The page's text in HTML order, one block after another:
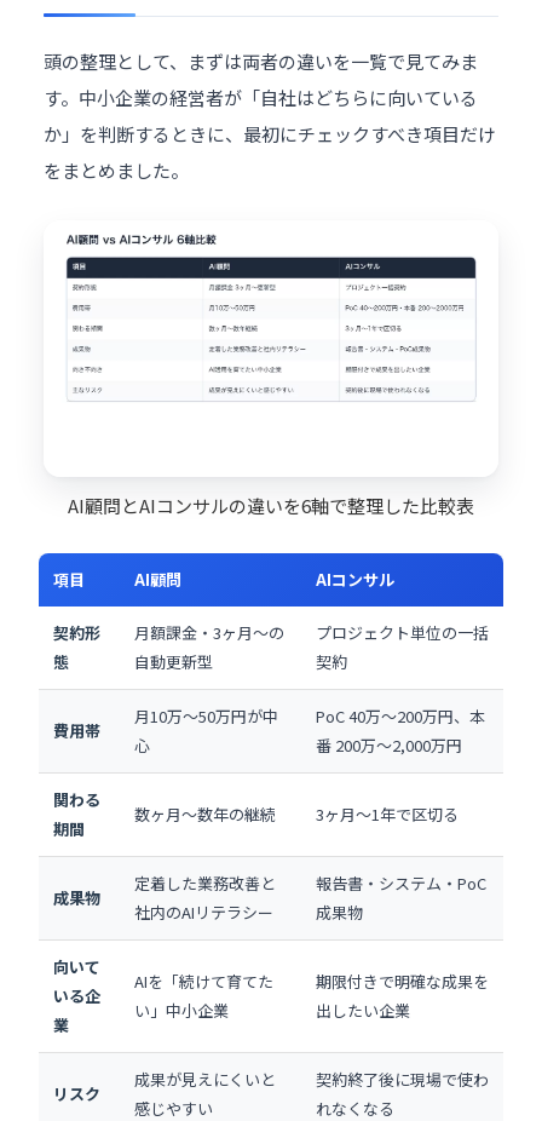
頭の整理として、まずは両者の違いを一覧で見てみま
す。中小企業の経営者が「自社はどちらに向いている
か」を判断するときに、最初にチェックすべき項目だけ
をまとめました。
AI顧問とAIコンサルの違いを6軸で整理した比較表
項目 AI顧問 AIコンサル
契約形
態
月額課金・3ヶ月〜の
自動更新型
プロジェクト単位の一括
契約
費用帯
月10万〜50万円が中
心
PoC 40万〜200万円、本
番 200万〜2,000万円
関わる
期間
数ヶ月〜数年の継続 3ヶ月〜1年で区切る
成果物
定着した業務改善と
社内のAIリテラシー
報告書・システム・PoC
成果物
向いて
いる企
業
AIを「続けて育てた
い」中小企業
期限付きで明確な成果を
出したい企業
リスク
成果が見えにくいと
感じやすい
契約終了後に現場で使わ
れなくなる